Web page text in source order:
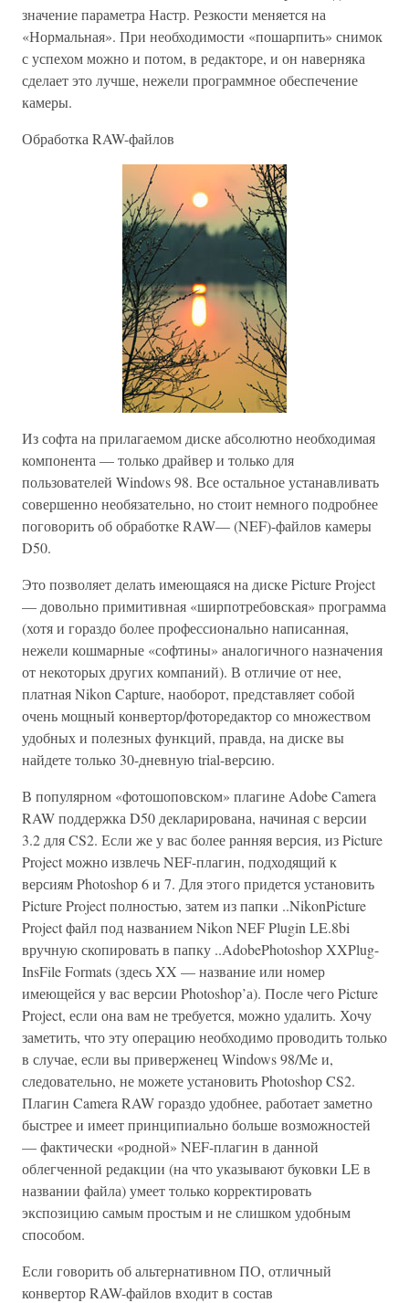
значение параметра Настр. Резкости меняется на
«Нормальная». При необходимости «пошарпить» снимок
с успехом можно и потом, в редакторе, и он наверняка
сделает это лучше, нежели программное обеспечение
камеры.
Обработка RAW-файлов
Из софта на прилагаемом диске абсолютно необходимая
компонента — только драйвер и только для
пользователей Windows 98. Все остальное устанавливать
совершенно необязательно, но стоит немного подробнее
поговорить об обработке RAW— (NEF)-файлов камеры
D50.
Это позволяет делать имеющаяся на диске Picture Project
— довольно примитивная «ширпотребовская» программа
(хотя и гораздо более профессионально написанная,
нежели кошмарные «софтины» аналогичного назначения
от некоторых других компаний). В отличие от нее,
платная Nikon Capture, наоборот, представляет собой
очень мощный конвертор/фоторедактор со множеством
удобных и полезных функций, правда, на диске вы
найдете только 30-дневную trial-версию.
В популярном «фотошоповском» плагине Adobe Camera
RAW поддержка D50 декларирована, начиная с версии
3.2 для CS2. Если же у вас более ранняя версия, из Picture
Project можно извлечь NEF-плагин, подходящий к
версиям Photoshop 6 и 7. Для этого придется установить
Picture Project полностью, затем из папки ..NikonPicture
Project файл под названием Nikon NEF Plugin LE.8bi
вручную скопировать в папку ..AdobePhotoshop XXPlug-
InsFile Formats (здесь XX — название или номер
имеющейся у вас версии Photoshop’а). После чего Picture
Project, если она вам не требуется, можно удалить. Хочу
заметить, что эту операцию необходимо проводить только
в случае, если вы приверженец Windows 98/Me и,
следовательно, не можете установить Photoshop CS2.
Плагин Camera RAW гораздо удобнее, работает заметно
быстрее и имеет принципиально больше возможностей
— фактически «родной» NEF-плагин в данной
облегченной редакции (на что указывают буковки LE в
названии файла) умеет только корректировать
экспозицию самым простым и не слишком удобным
способом.
Если говорить об альтернативном ПО, отличный
конвертор RAW-файлов входит в состав